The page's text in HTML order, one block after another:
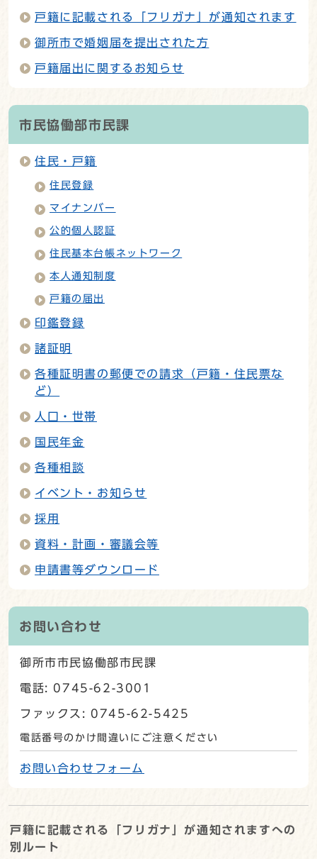
戸籍に記載される「フリガナ」が通知されます
御所市で婚姻届を提出された方
戸籍届出に関するお知らせ
市民協働部市民課
住民・戸籍
住民登録
マイナンバー
公的個人認証
住民基本台帳ネットワーク
本人通知制度
戸籍の届出
印鑑登録
諸証明
各種証明書の郵便での請求（戸籍・住民票な
ど）
人口・世帯
国民年金
各種相談
イベント・お知らせ
採用
資料・計画・審議会等
申請書等ダウンロード
お問い合わせ
御所市市民協働部市民課
電話: 0745-62-3001
ファックス: 0745-62-5425
電話番号のかけ間違いにご注意ください
お問い合わせフォーム
戸籍に記載される「フリガナ」が通知されますへの
別ルート